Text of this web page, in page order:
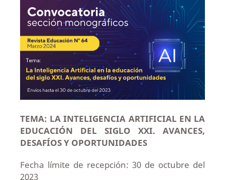
TEMA: LA INTELIGENCIA ARTIFICIAL EN LA
EDUCACIÓN DEL SIGLO XXI.AVANCES,
DESAFÍOS Y OPORTUNIDADES
Fecha límite de recepción: 30 de octubre del
2023